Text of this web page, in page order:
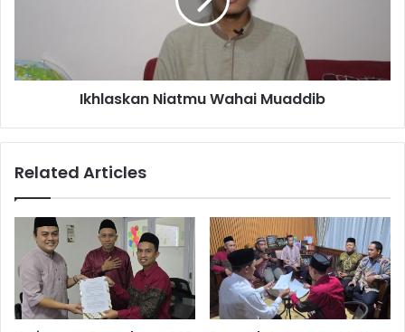
Ikhlaskan Niatmu Wahai Muaddib
Related Articles